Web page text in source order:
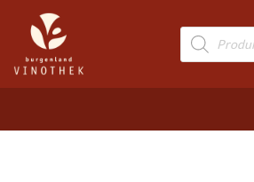
Zum
Inhalt
springen